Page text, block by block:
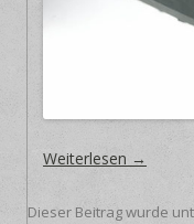
Weiterlesen →
Dieser Beitrag wurde